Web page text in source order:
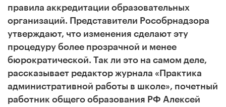
правила аккредитации образовательных
организаций. Представители Рособрнадзора
утверждают, что изменения сделают эту
процедуру более прозрачной и менее
бюрократической. Так ли это на самом деле,
рассказывает редактор журнала «Практика
административной работы в школе», почетный
работник общего образования РФ Алексей